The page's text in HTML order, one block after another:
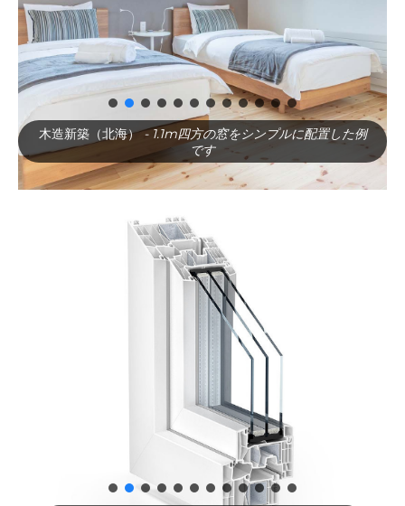
木造新築（北海）- 1.1m四方の窓をシンプルに配置した例
です